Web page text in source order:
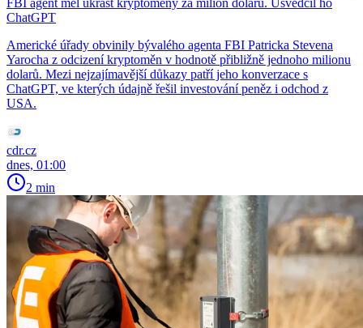
ChatGPT
Americké úřady obvinily bývalého agenta FBI Patricka Stevena
Yarocha z odcizení kryptoměn v hodnotě přibližně jednoho milionu
dolarů. Mezi nejzajímavější důkazy patří jeho konverzace s
ChatGPT, ve kterých údajně řešil investování peněz i odchod z
USA.
cdr.cz
dnes, 01:00
2 min